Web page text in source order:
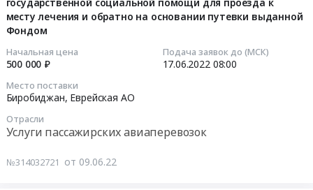
государственной социальной помощи для проезда к
месту лечения и обратно на основании путевки выданной
Фондом
Начальная цена
500 000 ₽
Подача заявок до (МСК)
17.06.2022 08:00
Место поставки
Биробиджан, Еврейская АО
Отрасли
Услуги пассажирских авиаперевозок
№314032721 от 09.06.22